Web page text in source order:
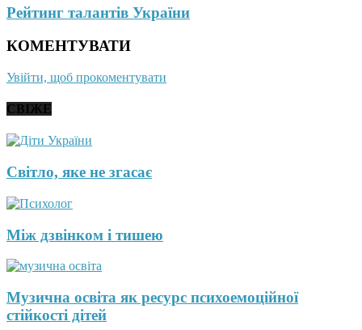
Рейтинг талантів України
КОМЕНТУВАТИ
Увійти, щоб прокоментувати
СВІЖЕ
Світло, яке не згасає
Між дзвінком і тишею
Музична освіта як ресурс психоемоційної
стійкості дітей